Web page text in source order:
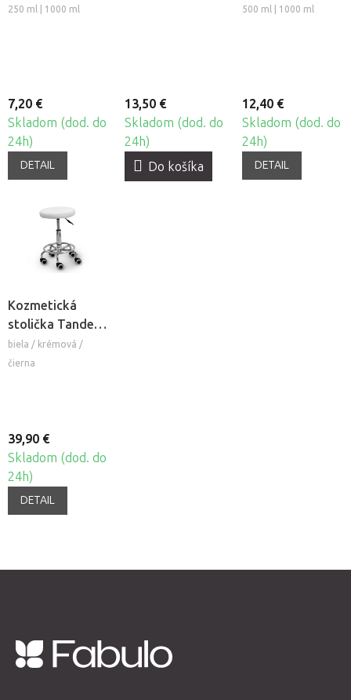
Hrozno
250 ml | 1000 ml
7,20 €
Skladom (dod. do
24h)
DETAIL
13,50 €
Skladom (dod. do
24h)
Do košíka
Beauty Spa -
500 ml | 1000 ml
12,40 €
Skladom (dod. do
24h)
DETAIL
Kozmetická
stolička Tandem
COS
biela / krémová /
čierna
39,90 €
Skladom (dod. do
24h)
DETAIL